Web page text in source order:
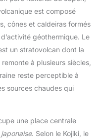
est composé
cônes et caldeiras formés
géothermique. Le
un stratovolcan dont la
à plusieurs siècles,
reste perceptible à
sources chaudes qui
une place centrale
. Selon le Kojiki, le